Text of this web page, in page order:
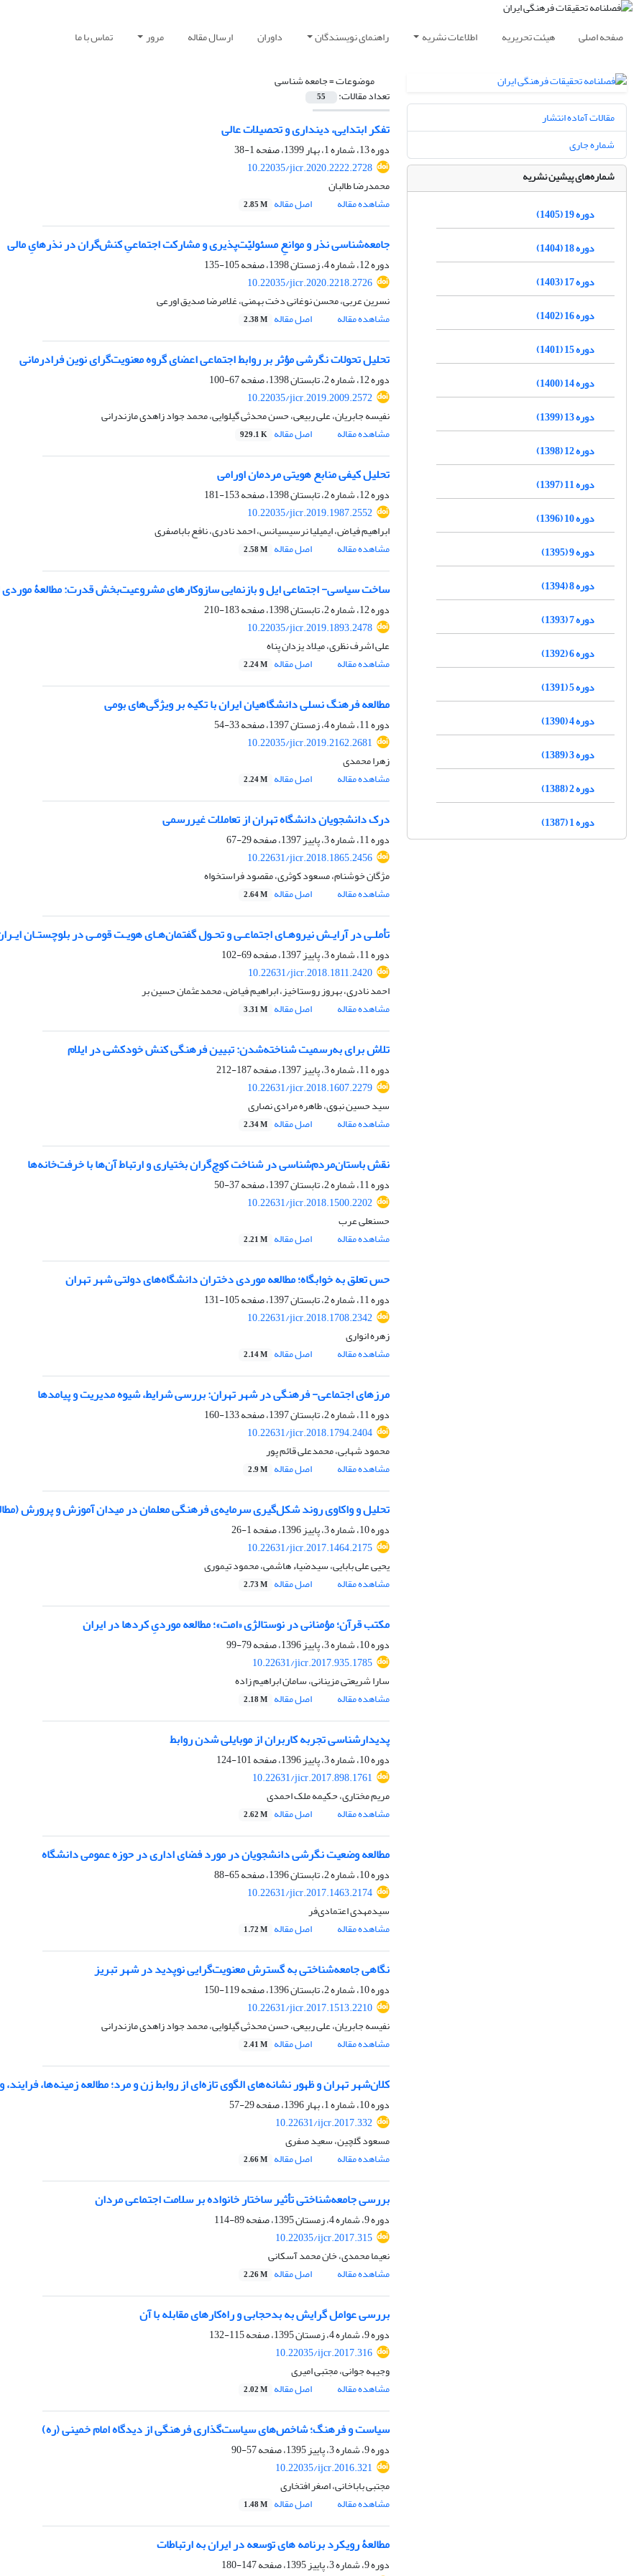
صفحه اصلی هیئت تحریریه اطلاعات نشریه راهنمای نویسندگان داوران ارسال مقاله مرور تماس با ما
موضوعات =جامعه شناسی
تعداد مقالات: 55
تفکر ابتدایی، دینداری و تحصیلات عالی
دوره 13، شماره 1، بهار 1399، صفحه
1-38
10.22035/jicr.2020.2222.2728
محمدرضا طالبان
مشاهده مقاله
اصل مقاله 2.85 M
جامعه‌شناسی نذر و موانعِ مسئولیّت‌پذیری و مشارکت اجتماعیِ کنش‌گران در نذرهایِ مالی
دوره 12، شماره 4، زمستان 1398، صفحه
105-135
10.22035/jicr.2020.2218.2726
نسرین عربی، محسن نوغانی دخت بهمنی، غلامرضا صدیق اورعی
مشاهده مقاله
اصل مقاله 2.38 M
تحلیل تحولات نگرشی مؤثر بر روابط اجتماعی اعضای گروه معنویت‌گرای نوین فرادرمانی
دوره 12، شماره 2، تابستان 1398، صفحه
67-100
10.22035/jicr.2019.2009.2572
نفیسه جابریان، علی ربیعی، حسن محدثی گیلوایی، محمد جواد زاهدی مازندرانی
مشاهده مقاله
اصل مقاله 929.1 K
تحلیل کیفی منابع هویتی مردمان اورامی‌
دوره 12، شماره 2، تابستان 1398، صفحه
153-181
10.22035/jicr.2019.1987.2552
ابراهیم فیاض، ایمیلیا نرسیسیانس، احمد نادری، نافع باباصفری
مشاهده مقاله
اصل مقاله 2.58 M
ساخت سیاسی‌- اجتماعی ایل و بازنمایی سازوکارهای مشروعیت‌بخش قدرت: مطالعۀ
دوره 12، شماره 2، تابستان 1398، صفحه
183-210
10.22035/jicr.2019.1893.2478
علی اشرف نظری، میلاد یزدان پناه
مشاهده مقاله
اصل مقاله 2.24 M
مطالعه فرهنگ نسلی دانشگاهیان ایران با تکیه بر ویژگی‌های بومی
دوره 11، شماره 4، زمستان 1397، صفحه
33-54
10.22035/jicr.2019.2162.2681
زهرا محمدی
مشاهده مقاله
اصل مقاله 2.24 M
درک دانشجویان دانشگاه تهران از تعاملات غیررسمی
دوره 11، شماره 3، پاییز 1397، صفحه
29-67
10.22631/jicr.2018.1865.2456
مژگان خوشنام، مسعود کوثری، مقصود فراستخواه
مشاهده مقاله
اصل مقاله 2.64 M
تأملـی در آرایـش نیروهـای اجتماعـی و تحـول گفتمان‌هـای هویـت قومـی در بلوچستـان
دوره 11، شماره 3، پاییز 1397، صفحه
69-102
10.22631/jicr.2018.1811.2420
احمد نادری، بهروز روستاخیز، ابراهیم فیاض، محمدعثمان حسین بر
مشاهده مقاله
اصل مقاله 3.31 M
تلاش برای به‌رسمیت شناخته‌شدن: تبیین فرهنگی کنش خودکشی در ایلام
دوره 11، شماره 3، پاییز 1397، صفحه
187-212
10.22631/jicr.2018.1607.2279
سید حسین نبوی، طاهره مرادی نصاری
مشاهده مقاله
اصل مقاله 2.34 M
نقش باستان‌مردم‌شناسی در شناخت کوچ‌گران بختیاری و ارتباط آن‌ها با خرفت‌خانه‌ها
دوره 11، شماره 2، تابستان 1397، صفحه
37-50
10.22631/jicr.2018.1500.2202
حسنعلی عرب
مشاهده مقاله
اصل مقاله 2.21 M
حس تعلق به خوابگاه؛ مطالعه موردی دختران دانشگاه‌های دولتی شهر تهران
دوره 11، شماره 2، تابستان 1397، صفحه
105-131
10.22631/jicr.2018.1708.2342
زهره انواری
مشاهده مقاله
اصل مقاله 2.14 M
مرزهای اجتماعی- فرهنگی در شهر تهران: بررسی شرایط، شیوه مدیریت و پیامدها
دوره 11، شماره 2، تابستان 1397، صفحه
133-160
10.22631/jicr.2018.1794.2404
محمود شهابی، محمدعلی قائم پور
مشاهده مقاله
اصل مقاله 2.9 M
تحلیل و واکاوی روند شکل‌گیری سرمایه‌ی فرهنگی معلمان در میدان آموزش و پرورش
دوره 10، شماره 3، پاییز 1396، صفحه
1-26
10.22631/jicr.2017.1464.2175
یحیی علی بابایی، سیدضیاء هاشمی، محمود تیموری
مشاهده مقاله
اصل مقاله 2.73 M
مکتب قرآن؛ مؤمنانی در نوستالژی «امت»؛ مطالعه موردیِ کردها در ایران
دوره 10، شماره 3، پاییز 1396، صفحه
79-99
10.22631/jicr.2017.935.1785
سارا شریعتی مزینانی، سامان ابراهیم زاده
مشاهده مقاله
اصل مقاله 2.18 M
پدیدارشناسی تجربه‌ کاربران از موبایلی شدن روابط
دوره 10، شماره 3، پاییز 1396، صفحه
101-124
10.22631/jicr.2017.898.1761
مریم مختاری، حکیمه ملک احمدی
مشاهده مقاله
اصل مقاله 2.62 M
مطالعه وضعیت نگرشی دانشجویان در مورد فضای اداری در حوزه عمومی دانشگاه
دوره 10، شماره 2، تابستان 1396، صفحه
65-88
10.22631/jicr.2017.1463.2174
سیدمهدی اعتمادی‌فر
مشاهده مقاله
اصل مقاله 1.72 M
نگاهی جامعه‌شناختی به گسترش معنویت‌گرایی نوپدید در شهر تبریز
دوره 10، شماره 2، تابستان 1396، صفحه
119-150
10.22631/jicr.2017.1513.2210
نفیسه جابریان، علی ربیعی، حسن محدثی گیلوایی، محمد جواد زاهدی مازندرانی
مشاهده مقاله
اصل مقاله 2.41 M
کلان‌شهر تهران و ظهور نشانه‌های الگوی تازه‌ای از روابط زن و مرد؛ مطالعه‌ زمینه‌ها،
دوره 10، شماره 1، بهار 1396، صفحه
29-57
10.22631/ijcr.2017.332
مسعود گلچین، سعید صفری
مشاهده مقاله
اصل مقاله 2.66 M
بررسی جامعه‌شناختی تأثیر ساختار خانواده بر سلامت اجتماعی مردان
دوره 9، شماره 4، زمستان 1395، صفحه
89-114
10.22035/ijcr.2017.315
نعیما محمدی، خان محمد آسکانی
مشاهده مقاله
اصل مقاله 2.26 M
بررسی عوامل گرایش به بدحجابی و راه‌کارهای مقابله با آن
دوره 9، شماره 4، زمستان 1395، صفحه
115-132
10.22035/ijcr.2017.316
وجیهه جوانی، مجتبی امیری
مشاهده مقاله
اصل مقاله 2.02 M
سیاست و فرهنگ؛ شاخص‌های سیاست‌گذاری فرهنگی از دیدگاه امام خمینی (ره)
دوره 9، شماره 3، پاییز 1395، صفحه
57-90
10.22035/ijcr.2016.321
مجتبی باباخانی، اصغر افتخاری
مشاهده مقاله
اصل مقاله 1.48 M
مطالعۀ رویکرد برنامه های توسعه در ایران به ارتباطات
دوره 9، شماره 3، پاییز 1395، صفحه
147-180
مقالات آماده انتشار
شماره جاری
شماره‌های پیشین نشریه
دوره 19 (1405)
دوره 18 (1404)
دوره 17 (1403)
دوره 16 (1402)
دوره 15 (1401)
دوره 14 (1400)
دوره 13 (1399)
دوره 12 (1398)
دوره 11 (1397)
دوره 10 (1396)
دوره 9 (1395)
دوره 8 (1394)
دوره 7 (1393)
دوره 6 (1392)
دوره 5 (1391)
دوره 4 (1390)
دوره 3 (1389)
دوره 2 (1388)
دوره 1 (1387)